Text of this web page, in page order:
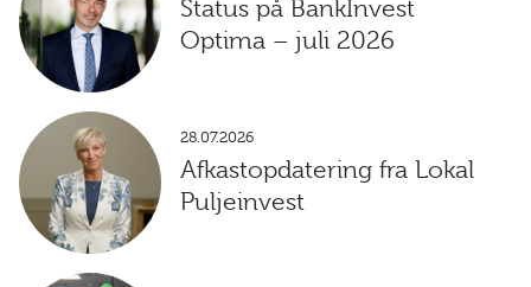
Status på BankInvest
Optima – juli 2026
28.07.2026
Afkastopdatering fra Lokal
Puljeinvest